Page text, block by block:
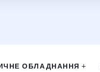
ОБЛАДНАННЯ